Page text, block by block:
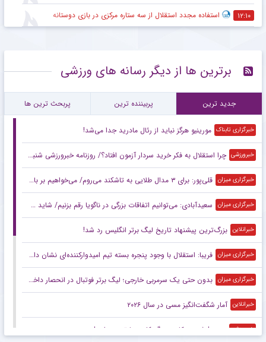
۱۲:۱۰ استفاده مجدد استقلال از سه ستاره مرکزی در بازی دوستانه
برترین ها از دیگر رسانه های ورزشی
جدید ترین پربیننده ترین پربحث ترین ها
خبرگزاری تابناک مورینیو هرگز نباید از رئال مادرید جدا می‌شد!
خبرورزشی چرا استقلال به فکر خرید سردار آزمون افتاد؟/ روزنامه خبرورزشی شنبه را ببینید
خبرگزاری میزان قلی‌پور: برای ۳ مدال طلایی به تاشکند می‌روم/ می‌خواهیم بر بام آسیا بایستیم
خبرگزاری میزان سعیدآبادی: می‌توانیم اتفاقات بزرگی در ناگویا رقم بزنیم/ شاید حریفانم از سبک مبارزه من شگفت‌زده شوند
خبرانلاین بزرگ‌ترین پیشنهاد تاریخ لیگ برتر انگلیس رد شد!
خبرگزاری میزان فریبا: استقلال با وجود پنجره بسته تیم امیدوارکننده‌ای نشان داد/ لیگ امسال قابل پیش‌بینی نیست
خبرگزاری میزان بدون حتی یک سرمربی خارجی؛ لیگ برتر فوتبال در انحصار داخلی‌ها/ فصل آزمون مربیان ایرانی با چاشنی تکرار و فرصت طلایی
خبرانلاین آمار شگفت‌انگیز مسی در سال ۲۰۲۶
خبرورزشی ویدیو| شیرین کاری یورگ کلوپ با ترن هوایی!